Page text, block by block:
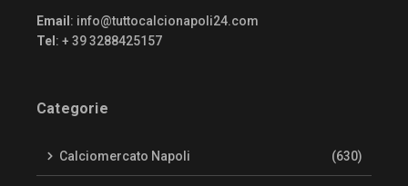
Email : info@tuttocalcionapoli24.com
Tel : + 39 3288425157
Categorie
Calciomercato Napoli (630)